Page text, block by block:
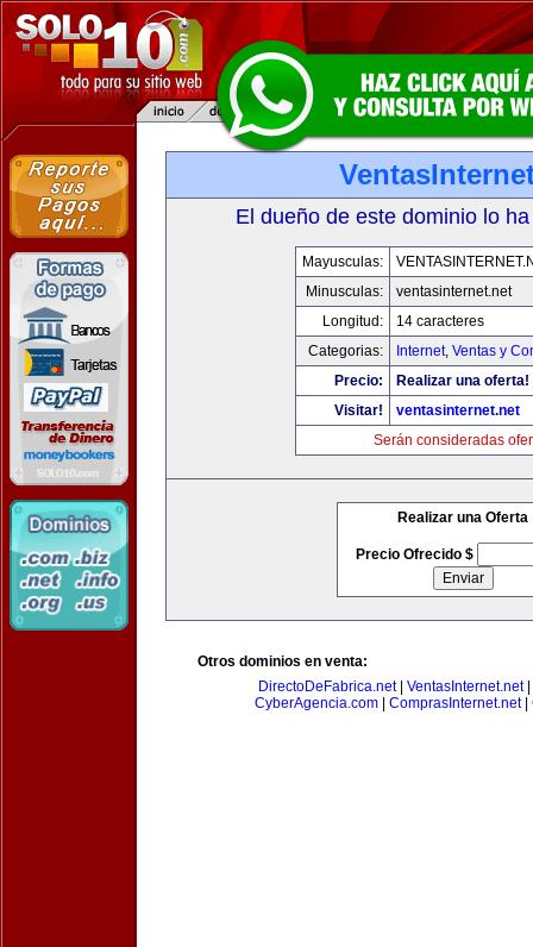
El dueño de este dominio lo
Mayusculas:
Minusculas:
ventasinternet.net
Longitud:
14 caracteres
Categorias:
Internet, Ventas y
Precio:
Realizar una oferta!
Visitar!
ventasinternet.net
Serán consideradas
Realizar una Oferta
Precio Ofrecido $
Otros dominios en venta:
DirectoDeFabrica.net| VentasInternet.net|
CyberAgencia.com| ComprasInternet.net|